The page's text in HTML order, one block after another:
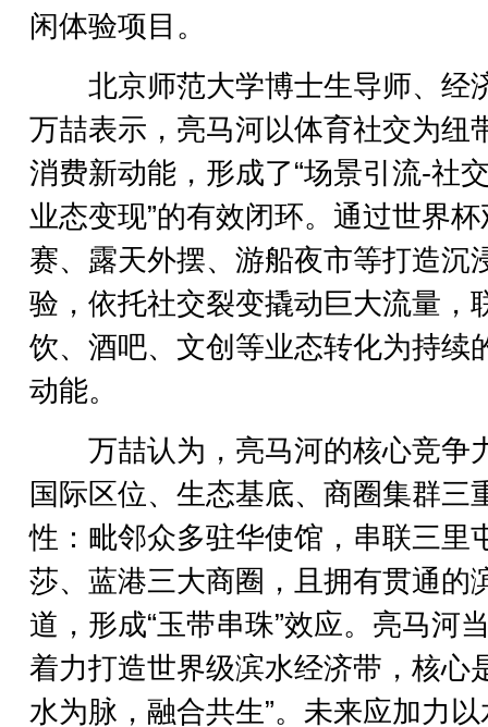
闲体验项目。
北京师范大学博士生导师、经
万喆表示，亮马河以体育社交为纽
消费新动能，形成了“场景引流-社
业态变现”的有效闭环。通过世界杯
赛、露天外摆、游船夜市等打造沉
验，依托社交裂变撬动巨大流量，
饮、酒吧、文创等业态转化为持续
动能。
万喆认为，亮马河的核心竞争
国际区位、生态基底、商圈集群三
性：毗邻众多驻华使馆，串联三里
莎、蓝港三大商圈，且拥有贯通的
道，形成“玉带串珠”效应。亮马河
着力打造世界级滨水经济带，核心
水为脉，融合共生”。未来应加力